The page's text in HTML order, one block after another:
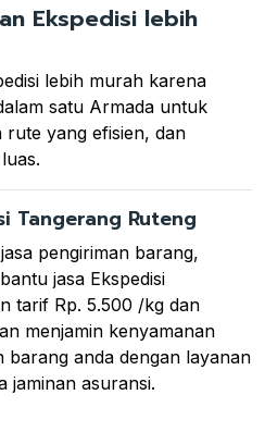
Ekspedisi lebih
lebih murah karena
satu Armada untuk
rute yang efisien, dan
Tangerang Ruteng
pengiriman barang,
jasa Ekspedisi
tarif Rp. 5.500 /kg dan
menjamin kenyamanan
barang anda dengan layanan
jaminan asuransi.